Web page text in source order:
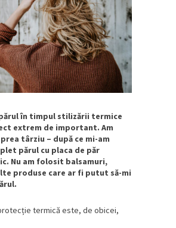
în timpul stilizării termice
extrem de important. Am
târziu – după ce mi-am
părul cu placa de păr
Nu am folosit balsamuri,
produse care ar fi putut să-mi
termică este, de obicei,